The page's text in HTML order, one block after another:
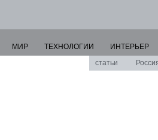
МИР ТЕХНОЛОГИИ
ИНТЕРЬЕР
статьи